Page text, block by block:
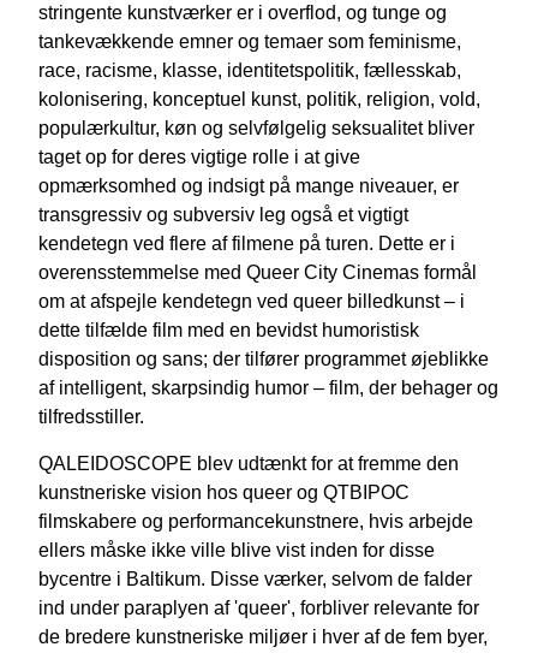
stringente kunstværker er i overflod, og tunge og
tankevækkende emner og temaer som feminisme,
race, racisme, klasse, identitetspolitik, fællesskab,
kolonisering, konceptuel kunst, politik, religion, vold,
populærkultur, køn og selvfølgelig seksualitet bliver
taget op for deres vigtige rolle i at give
opmærksomhed og indsigt på mange niveauer, er
transgressiv og subversiv leg også et vigtigt
kendetegn ved flere af filmene på turen. Dette er i
overensstemmelse med Queer City Cinemas formål
om at afspejle kendetegn ved queer billedkunst – i
dette tilfælde film med en bevidst humoristisk
disposition og sans; der tilfører programmet øjeblikke
af intelligent, skarpsindig humor – film, der behager og
tilfredsstiller.
QALEIDOSCOPE blev udtænkt for at fremme den
kunstneriske vision hos queer og QTBIPOC
filmskabere og performancekunstnere, hvis arbejde
ellers måske ikke ville blive vist inden for disse
bycentre i Baltikum. Disse værker, selvom de falder
ind under paraplyen af 'queer', forbliver relevante for
de bredere kunstneriske miljøer i hver af de fem byer,